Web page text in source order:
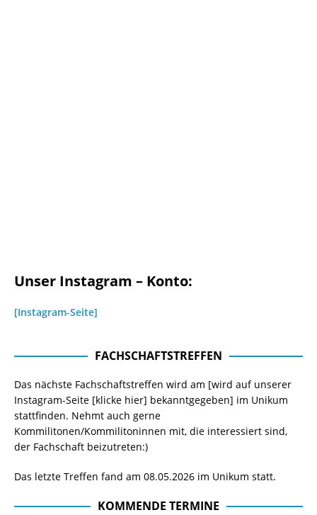
Unser Instagram – Konto:
[Instagram-Seite]
FACHSCHAFTSTREFFEN
Das nächste Fachschaftstreffen wird am [wird auf unserer
Instagram-Seite [klicke hier] bekanntgegeben] im Unikum
stattfinden. Nehmt auch gerne
Kommilitonen/Kommilitoninnen mit, die interessiert sind,
der Fachschaft beizutreten:)
Das letzte Treffen fand am 08.05.2026 im Unikum statt.
KOMMENDE TERMINE